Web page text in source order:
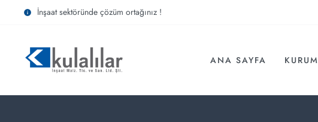
İnşaat sektöründe çözüm ortağınız !
ANA SAYFA